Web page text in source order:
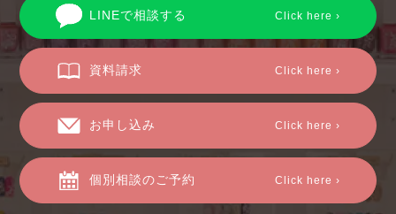
LINEで相談する Click here ›
資料請求 Click here ›
お申し込み Click here ›
個別相談のご予約 Click here ›